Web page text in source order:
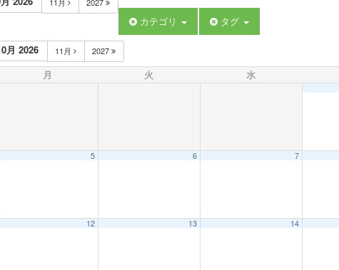
カテゴリ タグ
月 2026 11月 2027
月 火 水
5 6 7
12 13 14